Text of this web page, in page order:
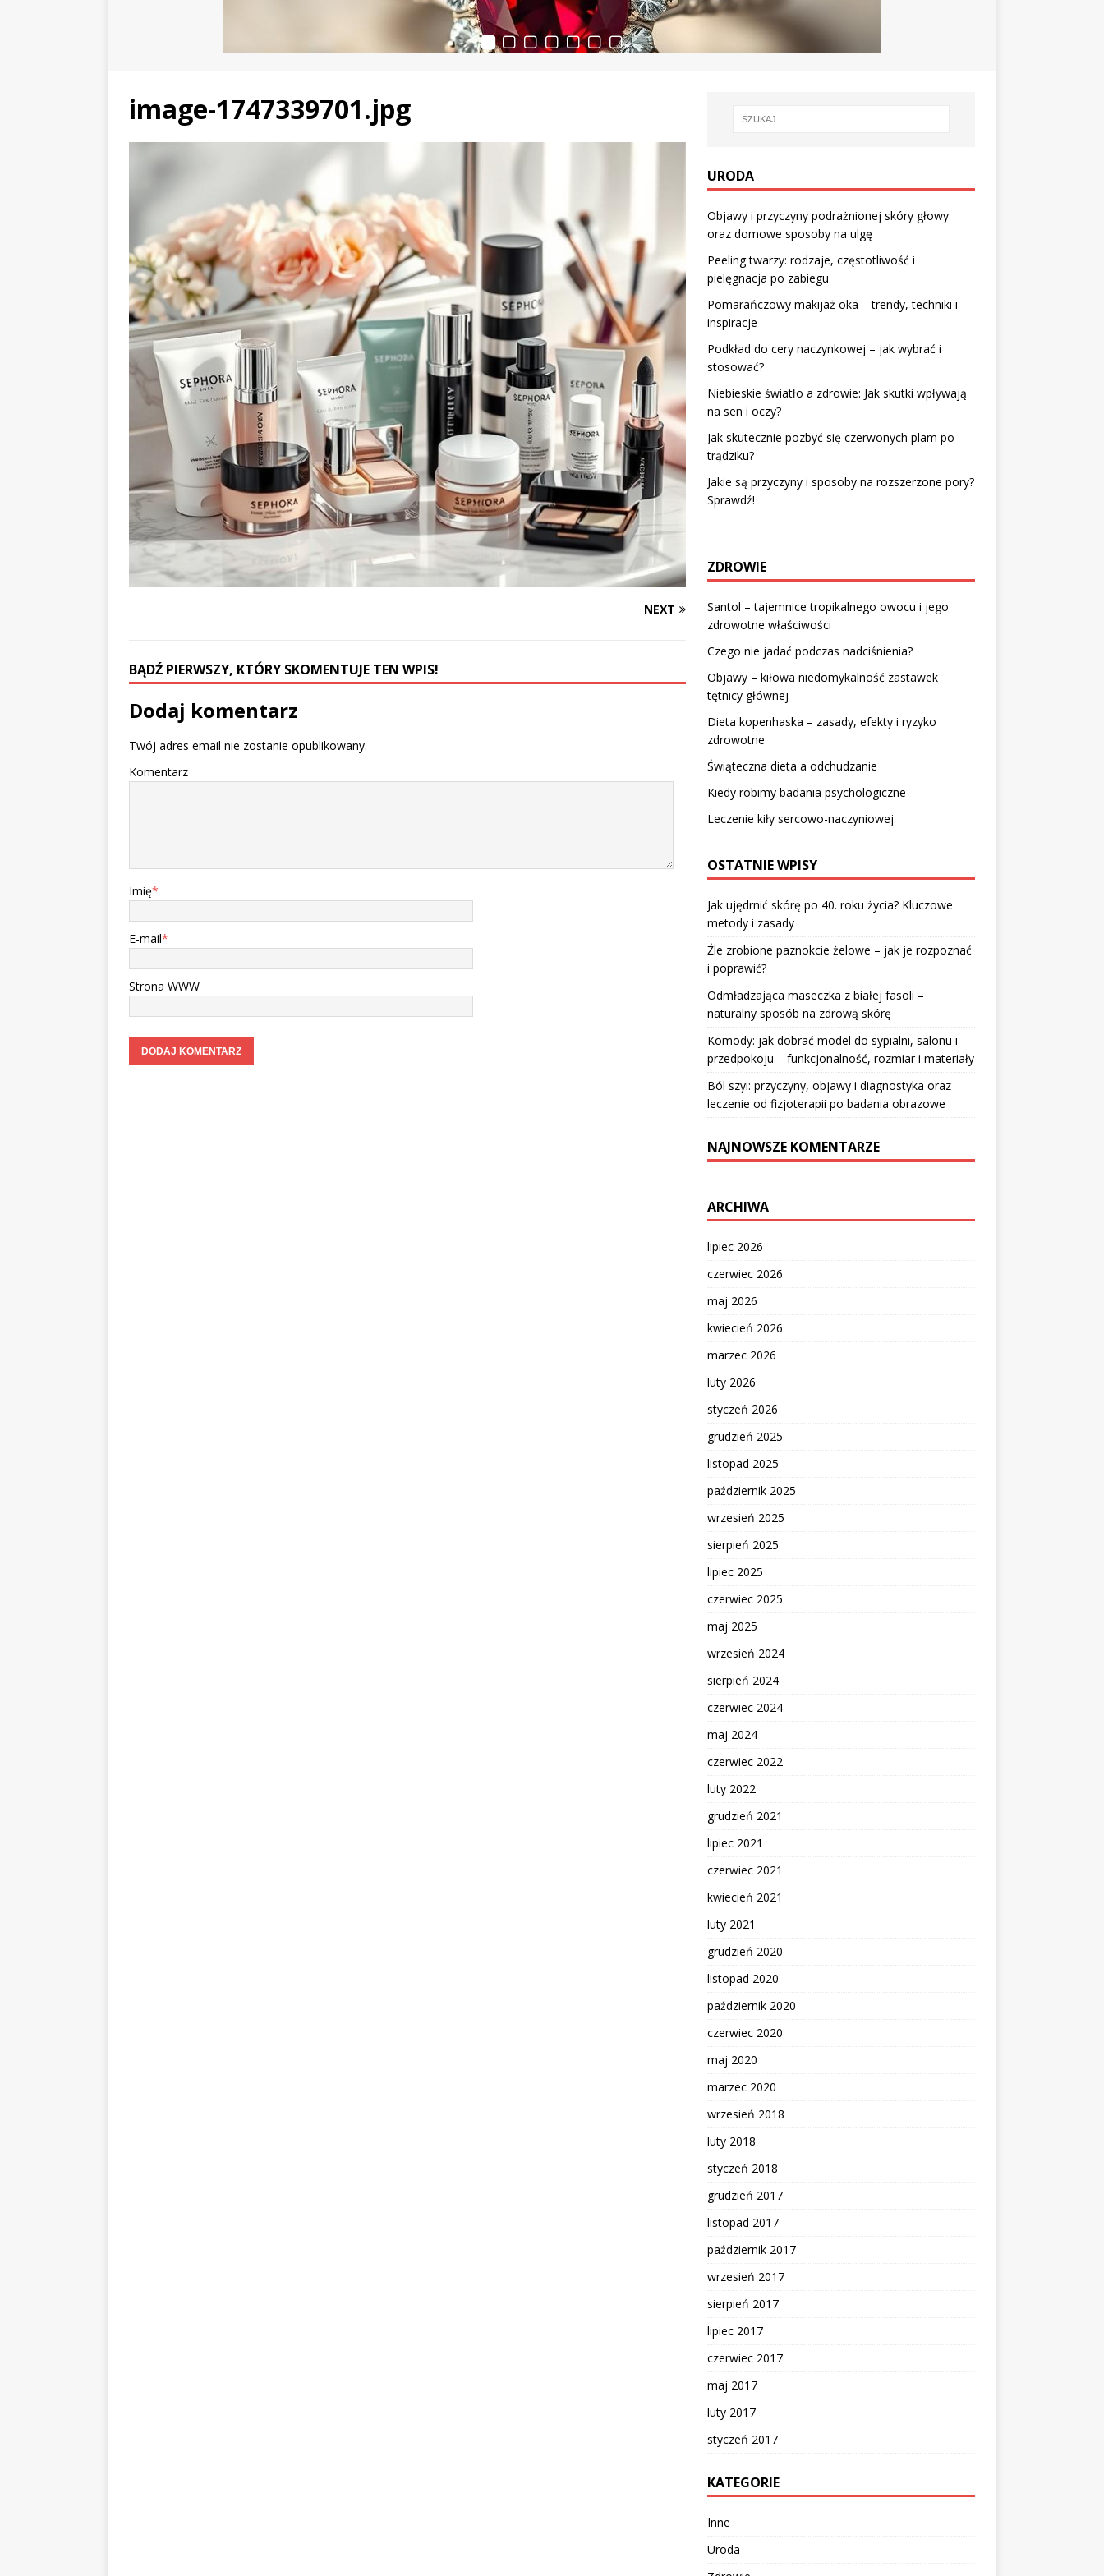
image-1747339701.jpg
NEXT
BĄDŹ PIERWSZY, KTÓRY SKOMENTUJE TEN WPIS!
Dodaj komentarz
Twój adres email nie zostanie opublikowany.
Komentarz
Imię*
E-mail*
Strona WWW
URODA
Objawy i przyczyny podrażnionej skóry głowy
oraz domowe sposoby na ulgę
Peeling twarzy: rodzaje, częstotliwość i
pielęgnacja po zabiegu
Pomarańczowy makijaż oka – trendy, techniki i
inspiracje
Podkład do cery naczynkowej – jak wybrać i
stosować?
Niebieskie światło a zdrowie: Jak skutki wpływają
na sen i oczy?
Jak skutecznie pozbyć się czerwonych plam po
trądziku?
Jakie są przyczyny i sposoby na rozszerzone pory?
Sprawdź!
ZDROWIE
Santol – tajemnice tropikalnego owocu i jego
zdrowotne właściwości
Czego nie jadać podczas nadciśnienia?
Objawy – kiłowa niedomykalność zastawek
tętnicy głównej
Dieta kopenhaska – zasady, efekty i ryzyko
zdrowotne
Świąteczna dieta a odchudzanie
Kiedy robimy badania psychologiczne
Leczenie kiły sercowo-naczyniowej
OSTATNIE WPISY
Jak ujędrnić skórę po 40. roku życia? Kluczowe
metody i zasady
Źle zrobione paznokcie żelowe – jak je rozpoznać
i poprawić?
Odmładzająca maseczka z białej fasoli –
naturalny sposób na zdrową skórę
Komody: jak dobrać model do sypialni, salonu i
przedpokoju – funkcjonalność, rozmiar i materiały
Ból szyi: przyczyny, objawy i diagnostyka oraz
leczenie od fizjoterapii po badania obrazowe
NAJNOWSZE KOMENTARZE
ARCHIWA
lipiec 2026
czerwiec 2026
maj 2026
kwiecień 2026
marzec 2026
luty 2026
styczeń 2026
grudzień 2025
listopad 2025
październik 2025
wrzesień 2025
sierpień 2025
lipiec 2025
czerwiec 2025
maj 2025
wrzesień 2024
sierpień 2024
czerwiec 2024
maj 2024
czerwiec 2022
luty 2022
grudzień 2021
lipiec 2021
czerwiec 2021
kwiecień 2021
luty 2021
grudzień 2020
listopad 2020
październik 2020
czerwiec 2020
maj 2020
marzec 2020
wrzesień 2018
luty 2018
styczeń 2018
grudzień 2017
listopad 2017
październik 2017
wrzesień 2017
sierpień 2017
lipiec 2017
czerwiec 2017
maj 2017
luty 2017
styczeń 2017
KATEGORIE
Inne
Uroda